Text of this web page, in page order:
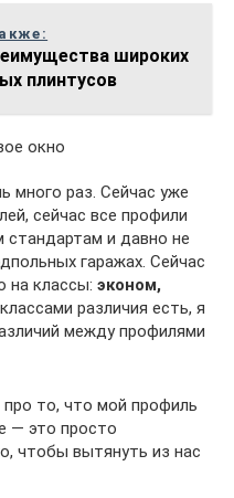
широких
плинтусов
много раз. Сейчас уже
сейчас все профили
и давно не
гаражах. Сейчас
на классы: эконом,
различия есть, я
между профилями
то, что мой профиль
— это просто
чтобы вытянуть из нас